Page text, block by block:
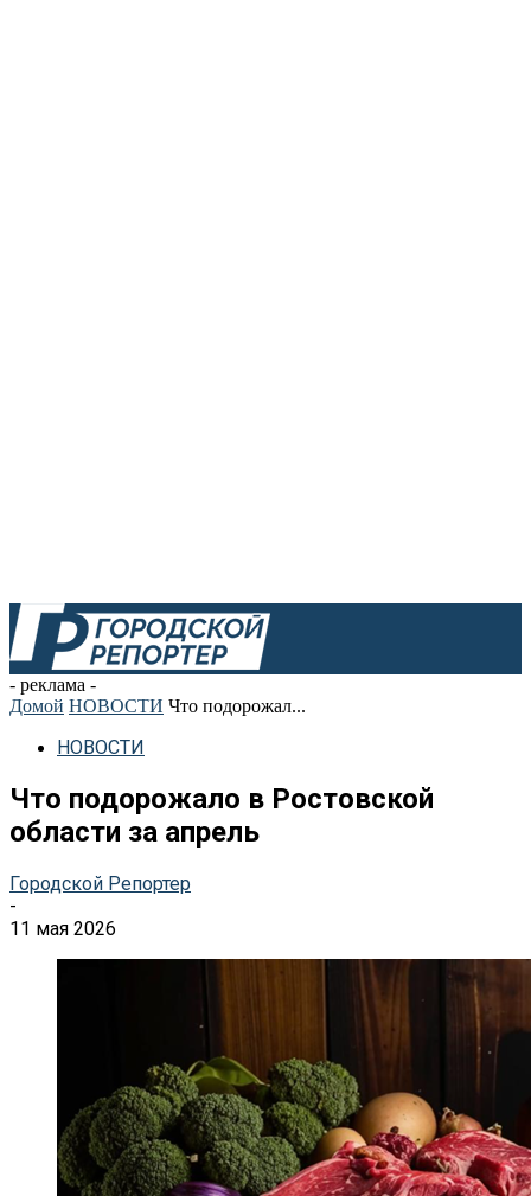
- реклама -
Домой НОВОСТИ Что подорожал...
НОВОСТИ
Что подорожало в Ростовской
области за апрель
Городской Репортер
-
11 мая 2026